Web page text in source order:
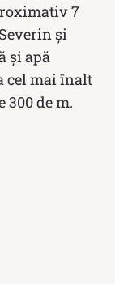
7
și
și apă
cel mai înalt
de m.